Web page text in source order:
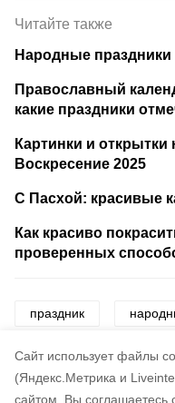
Cайт использует файлы
(Яндекс.Метрика и
сайтом, Вы соглашаетесь
Читайте также
Народные праздники
Православный
какие праздники
Картинки и
Воскресение 2025
С Пасхой: красивые
Как красиво
проверенных
праздник
церковный праздник